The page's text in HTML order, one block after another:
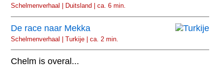
Schelmenverhaal | Duitsland | ca. 6 min.
De race naar Mekka
Schelmenverhaal | Turkije | ca. 2 min.
Chelm is overal...